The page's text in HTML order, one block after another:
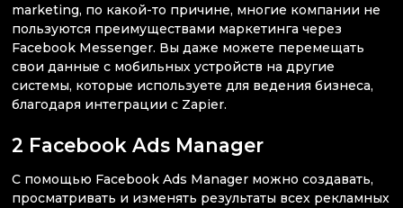
marketing, по какой-то причине, многие компании не
пользуются преимуществами маркетинга через
Facebook Messenger. Вы даже можете перемещать
свои данные с мобильных устройств на другие
системы, которые используете для ведения бизнеса,
благодаря интеграции с Zapier.
2 Facebook Ads Manager
С помощью Facebook Ads Manager можно создавать,
просматривать и изменять результаты всех рекламных